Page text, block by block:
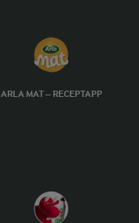
ARLA MAT – RECEPTAPP